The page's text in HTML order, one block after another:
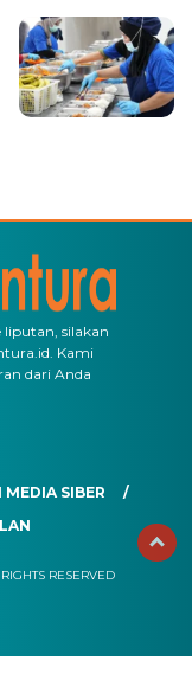
silakan
Kami
dari Anda
SIBER
RESERVED